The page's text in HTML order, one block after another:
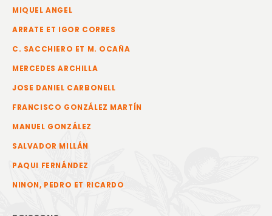
MIQUEL ANGEL
ARRATE ET IGOR CORRES
C. SACCHIERO ET M. OCAÑA
MERCEDES ARCHILLA
JOSE DANIEL CARBONELL
FRANCISCO GONZÁLEZ MARTÍN
MANUEL GONZÁLEZ
SALVADOR MILLÁN
PAQUI FERNÁNDEZ
NINON, PEDRO ET RICARDO